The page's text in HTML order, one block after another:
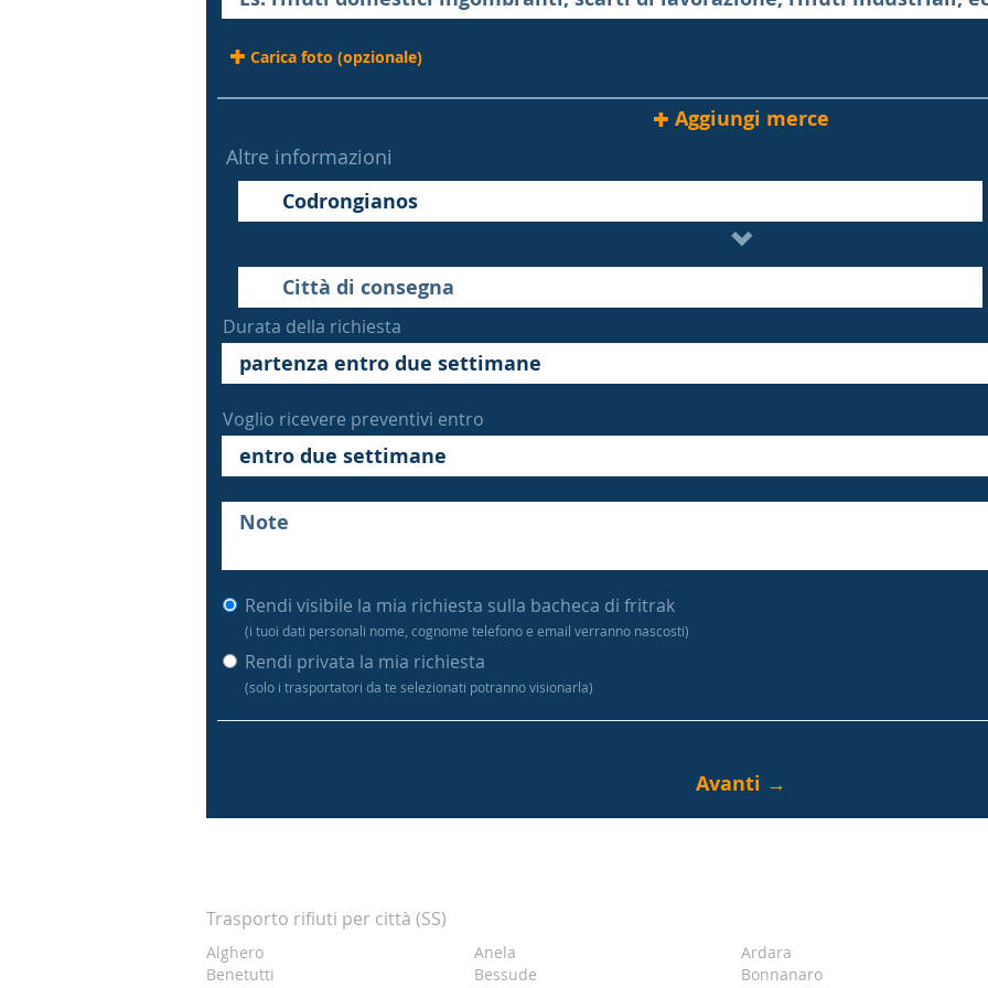
Carica foto (opzionale)
Aggiungi merce
Altre informazioni
Durata della richiesta
Voglio ricevere preventivi entro
Rendi visibile la mia richiesta sulla bacheca di fritrak
(i tuoi dati personali nome, cognome telefono e email verranno nascosti)
Rendi privata la mia richiesta
(solo i trasportatori da te selezionati potranno visionarla)
Trasporto rifiuti per città (SS)
Alghero Anela Ardara
Benetutti
Bessude Bonnanaro